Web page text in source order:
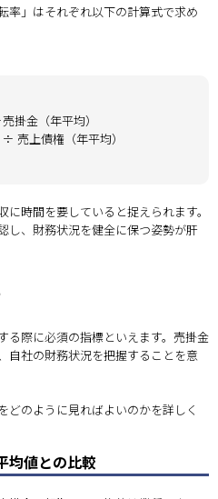
率」はそれぞれ以下の計算式で求め
掛金（年平均）
売上債権（年平均）
時間を要していると捉えられます。
し、財務状況を健全に保つ姿勢が肝
る際に必須の指標といえます。売掛金
自社の財務状況を把握することを意
どのように見ればよいのかを詳しく
均値との比較